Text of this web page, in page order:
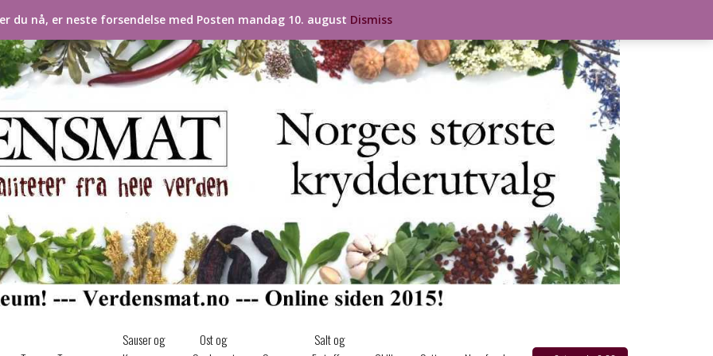
Sauser og
Ost og
Salt og
du nå, er neste forsendelse med Posten mandag 10. august Dismiss